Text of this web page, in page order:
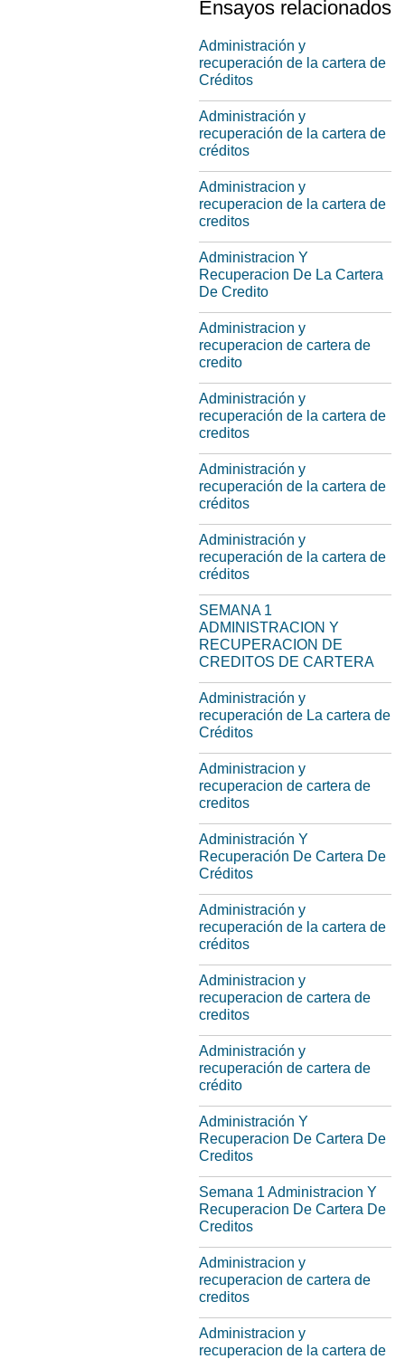
Ensayos relacionados
Administración y
recuperación de la cartera de
Créditos
Administración y
recuperación de la cartera de
créditos
Administracion y
recuperacion de la cartera de
creditos
Administracion Y
Recuperacion De La Cartera
De Credito
Administracion y
recuperacion de cartera de
credito
Administración y
recuperación de la cartera de
creditos
Administración y
recuperación de la cartera de
créditos
Administración y
recuperación de la cartera de
créditos
SEMANA 1
ADMINISTRACION Y
RECUPERACION DE
CREDITOS DE CARTERA
Administración y
recuperación de La cartera de
Créditos
Administracion y
recuperacion de cartera de
creditos
Administración Y
Recuperación De Cartera De
Créditos
Administración y
recuperación de la cartera de
créditos
Administracion y
recuperacion de cartera de
creditos
Administración y
recuperación de cartera de
crédito
Administración Y
Recuperacion De Cartera De
Creditos
Semana 1 Administracion Y
Recuperacion De Cartera De
Creditos
Administracion y
recuperacion de cartera de
creditos
Administracion y
recuperacion de la cartera de